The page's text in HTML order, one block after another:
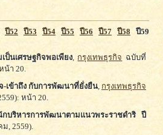
ปี52 ปี53 ปี54 ปี55 ปี56 ปี57 ปี58 ปี59
ป็นเศรษฐกิจพอเพียง, กรุงเทพธุรกิจ ฉบับที่
น้า 20.
จ-เข้าถึง กับการพัฒนาที่ยั่งยืน กรุงเทพธุรกิจ
หน้า 20.
กบริหารการพัฒนาตามแนวพระราชดำริ ปี
, 2559).